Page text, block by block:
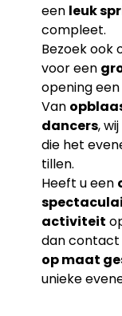
een leuk
compleet.
Bezoek ook
voor een
opening
Van
dancers,
die het
tillen.
Heeft u een
activiteit
dan contact
op maat
unieke